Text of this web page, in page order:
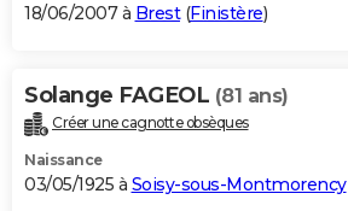
18/06/2007 à Brest(Finistère)
Solange FAGEOL (81 ans)
Créer une cagnotte obsèques
Naissance
03/05/1925 à Soisy-sous-Montmorency